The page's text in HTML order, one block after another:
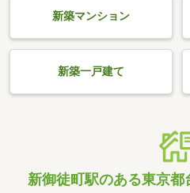
新築マンション
新築一戸建て
新御徒町駅のある東京